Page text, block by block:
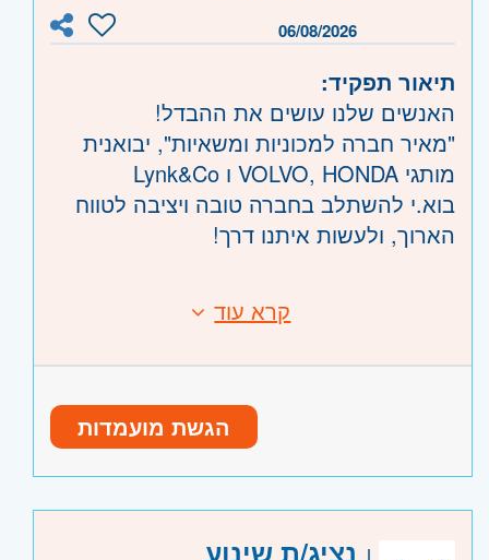
06/08/2026
תיאור תפקיד:
האנשים שלנו עושים את ההבדל!
"מאיר חברה למכוניות ומשאיות", יבואנית
מותגי VOLVO, HONDA ו Lynk&Co
בוא.י להשתלב בחברה טובה ויציבה לטווח
הארוך, ולעשות איתנו דרך!
ליווי הלקוח מהגעתו למרכז השירות ועד
מתן מענה מקצועי ללקוחות החברה.
עבודה עם ממשקים
רישיון נהיגה לרכב פרטי - חובה
תודעה גבוהה למתן שירות
משרה מלאה
מרכז - תל אביב, פתח תקווה, רמת גן
קרא עוד
הגשת מועמדות
נציג/ת שינוע